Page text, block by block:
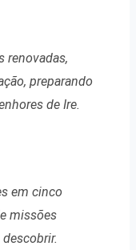
renovadas,
preparando
de Ire.
em cinco
missões